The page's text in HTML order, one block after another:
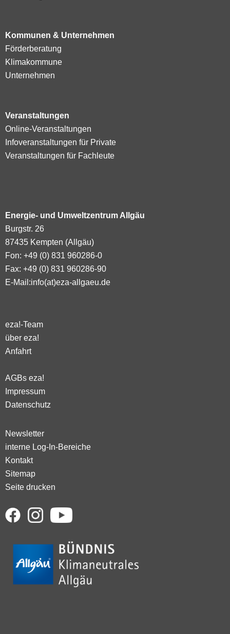
Kommunen & Unternehmen
Förderberatung
Klimakommune
Unternehmen
Veranstaltungen
Online-Veranstaltungen
Infoveranstaltungen für Private
Veranstaltungen für Fachleute
Energie- und Umweltzentrum Allgäu
Burgstr. 26
87435 Kempten (Allgäu)
Fon: +49 (0) 831 960286-0
Fax: +49 (0) 831 960286-90
E-Mail:info(at)eza-allgaeu.de
eza!-Team
über eza!
Anfahrt
AGBs eza!
Impressum
Datenschutz
Newsletter
interne Log-In-Bereiche
Kontakt
Sitemap
Seite drucken